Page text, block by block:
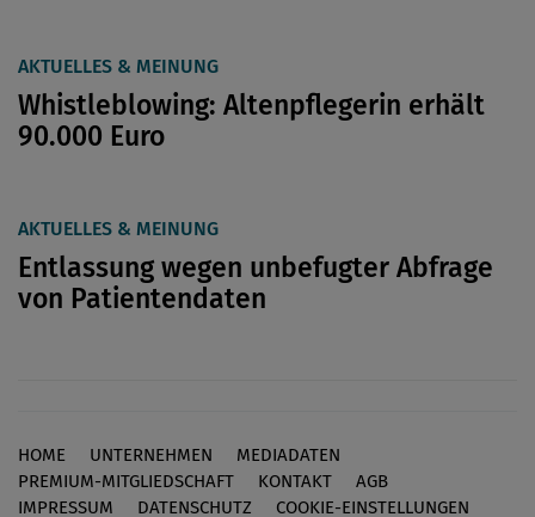
AKTUELLES & MEINUNG
Whistleblowing: Altenpflegerin erhält
90.000 Euro
AKTUELLES & MEINUNG
Entlassung wegen unbefugter Abfrage
von Patientendaten
Footer
HOME UNTERNEHMEN
MEDIADATEN
PREMIUM-MITGLIEDSCHAFT
KONTAKT
AGB
IMPRESSUM
DATENSCHUTZ COOKIE-EINSTELLUNGEN